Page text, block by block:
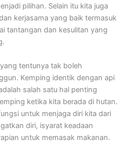
pilihan. Selain itu kita juga
kerjasama yang baik termasuk
tantangan dan kesulitan yang
tentunya tak boleh
Kemping identik dengan api
salah satu hal penting
ketika kita berada di hutan.
untuk menjaga diri kita dari
diri, isyarat keadaan
untuk memasak makanan.